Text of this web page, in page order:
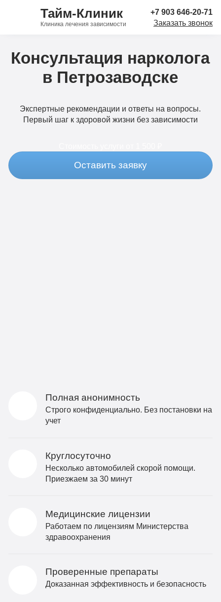
Тайм-Клиник
Клиника лечения зависимости
+7 903 646-20-71
Заказать звонок
Консультация нарколога
в Петрозаводске
Экспертные рекомендации и ответы на вопросы.
Первый шаг к здоровой жизни без зависимости
Оставить заявку
Полная анонимность
Строго конфиденциально. Без постановки на
учет
Круглосуточно
Несколько автомобилей скорой помощи.
Приезжаем за 30 минут
Медицинские лицензии
Работаем по лицензиям Министерства
здравоохранения
Проверенные препараты
Доказанная эффективность и безопасность